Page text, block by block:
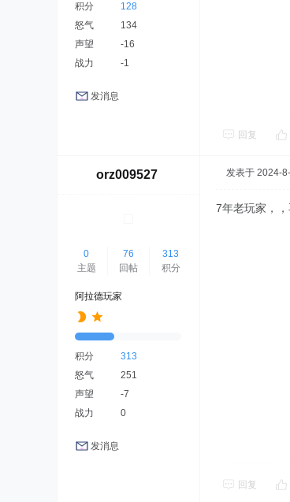
积分
128
怒气
134
声望
-16
战力
-1
发消息
回复
orz009527
0
主题
76
回帖
313
积分
阿拉德玩家
积分
313
怒气
251
声望
-7
战力
0
发消息
发表于 2024-
7年老玩家，
回复